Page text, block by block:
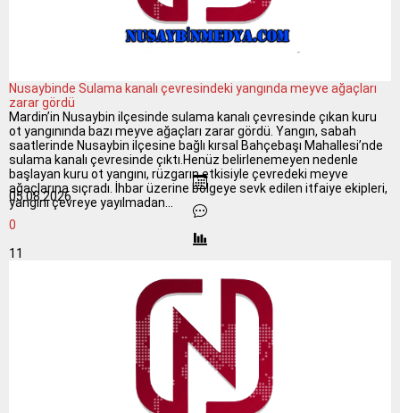
Nusaybinde Sulama kanalı çevresindeki yangında meyve ağaçları
zarar gördü
Mardin’in Nusaybin ilçesinde sulama kanalı çevresinde çıkan kuru
ot yangınında bazı meyve ağaçları zarar gördü. Yangın, sabah
saatlerinde Nusaybin ilçesine bağlı kırsal Bahçebaşı Mahallesi’nde
sulama kanalı çevresinde çıktı.Henüz belirlenemeyen nedenle
başlayan kuru ot yangını, rüzgarın etkisiyle çevredeki meyve
ağaçlarına sıçradı. İhbar üzerine bölgeye sevk edilen itfaiye ekipleri,
yangını çevreye yayılmadan...
05.08.2026
0
11